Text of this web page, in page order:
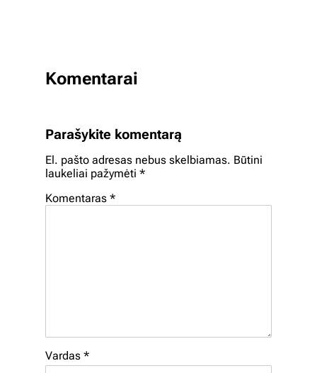
Komentarai
Parašykite komentarą
El. pašto adresas nebus skelbiamas. Būtini
laukeliai pažymėti *
Komentaras *
Vardas *